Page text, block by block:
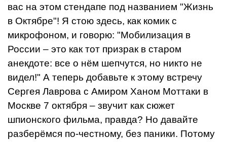
вас на этом стендапе под названием "Жизнь
в Октябре"! Я стою здесь, как комик с
микрофоном, и говорю: "Мобилизация в
России – это как тот призрак в старом
анекдоте: все о нём шепчутся, но никто не
видел!" А теперь добавьте к этому встречу
Сергея Лаврова с Амиром Ханом Моттаки в
Москве 7 октября – звучит как сюжет
шпионского фильма, правда? Но давайте
разберёмся по-честному, без паники. Потому